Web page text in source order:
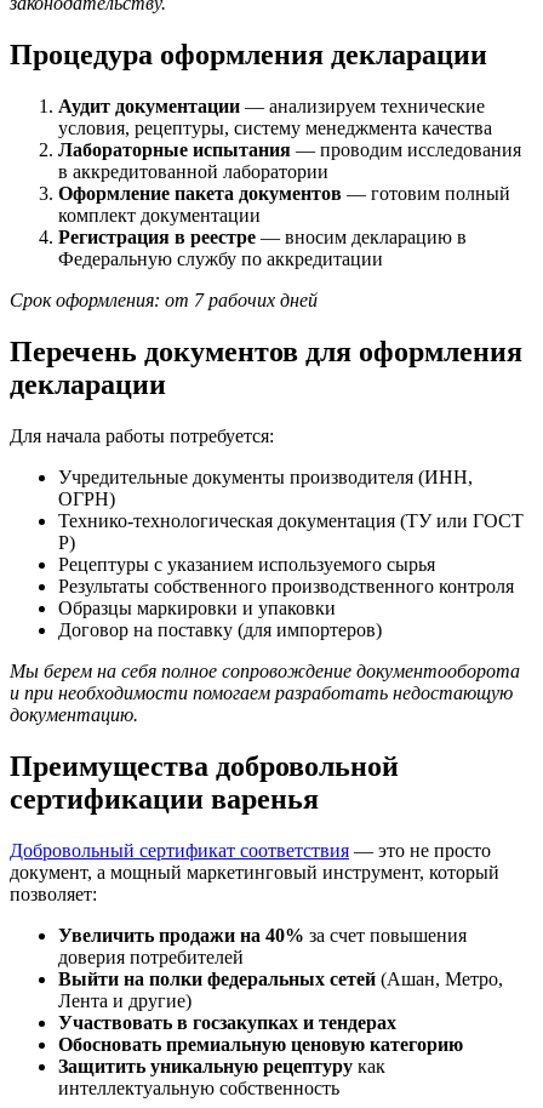
Процедура оформления декларации
Аудит документации — анализируем технические
условия, рецептуры, систему менеджмента качества
Лабораторные испытания — проводим исследования
в аккредитованной лаборатории
Оформление пакета документов — готовим полный
комплект документации
Регистрация в реестре — вносим декларацию в
Федеральную службу по аккредитации
Срок оформления: от 7 рабочих дней
Перечень документов для оформления
декларации
Для начала работы потребуется:
Учредительные документы производителя (ИНН,
ОГРН)
Технико-технологическая документация (ТУ или ГОСТ
Р)
Рецептуры с указанием используемого сырья
Результаты собственного производственного контроля
Образцы маркировки и упаковки
Договор на поставку (для импортеров)
Мы берем на себя полное сопровождение документооборота
и при необходимости помогаем разработать недостающую
документацию.
Преимущества добровольной
сертификации варенья
Добровольный сертификат соответствия — это не просто
документ, а мощный маркетинговый инструмент, который
позволяет:
Увеличить продажи на 40% за счет повышения
доверия потребителей
Выйти на полки федеральных сетей (Ашан, Метро,
Лента и другие)
Участвовать в госзакупках и тендерах
Обосновать премиальную ценовую категорию
Защитить уникальную рецептуру как
интеллектуальную собственность